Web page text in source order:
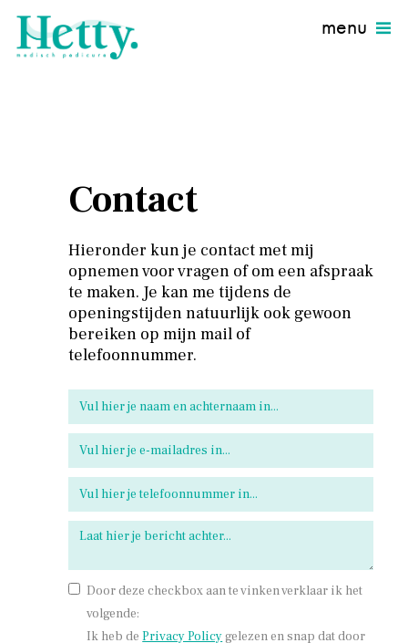
menu
Contact
Hieronder kun je contact met mij
opnemen voor vragen of om een afspraak
te maken. Je kan me tijdens de
openingstijden natuurlijk ook gewoon
bereiken op mijn mail of
telefoonnummer.
Door deze checkbox aan te vinken verklaar ik het
volgende:
Ik heb dePrivacy Policygelezen en snap dat door